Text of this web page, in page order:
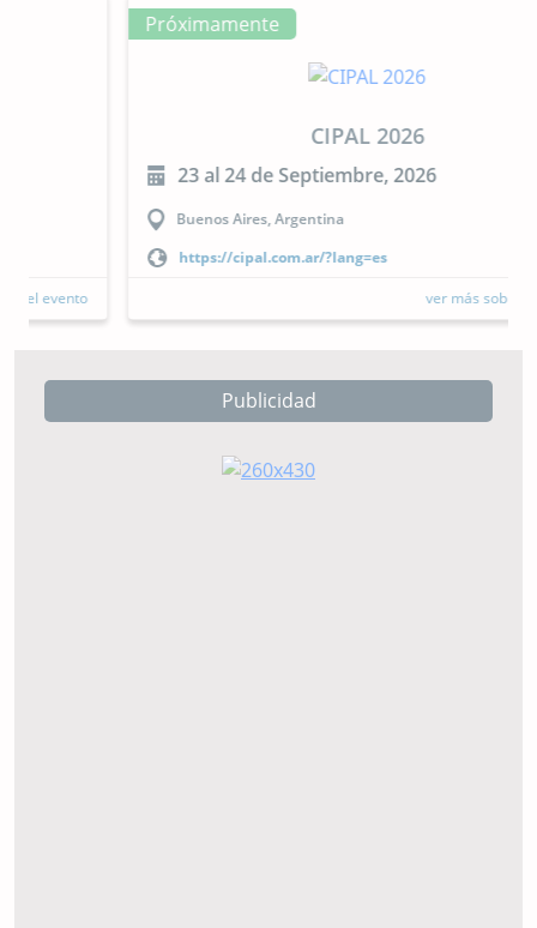
Próximamente
CIPAL 2026
23 al 24 de Septiembre, 2026
Buenos Aires, Argentina
https://cipal.com.ar/?lang=es
ver más sobre el evento
Publicidad